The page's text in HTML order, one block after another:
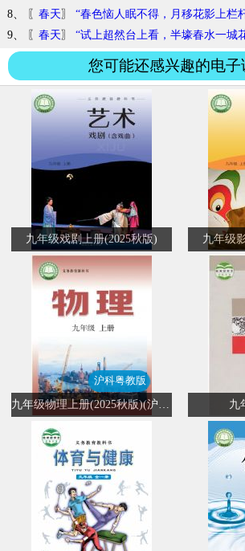
8、 〖 春天〗 “春色恼人眠不得，月移花影上栏
9、 〖 春天〗 “试上超然台上看，半壕春水一城
您可能还感兴趣的电子
九年级戏剧上册(2025秋版) 九年级
沪科粤教版
九年级物理上册(2025秋版)(沪科粤教版)
九